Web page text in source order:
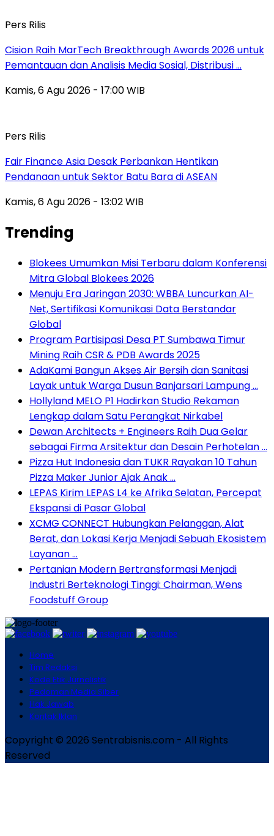
Pers Rilis
Cision Raih MarTech Breakthrough Awards 2026 untuk
Pemantauan dan Analisis Media Sosial, Distribusi …
Kamis, 6 Agu 2026 - 17:00 WIB
Pers Rilis
Fair Finance Asia Desak Perbankan Hentikan
Pendanaan untuk Sektor Batu Bara di ASEAN
Kamis, 6 Agu 2026 - 13:02 WIB
Trending
Blokees Umumkan Misi Terbaru dalam Konferensi
Mitra Global Blokees 2026
Menuju Era Jaringan 2030: WBBA Luncurkan AI-
Net, Sertifikasi Komunikasi Data Berstandar
Global
Program Partisipasi Desa PT Sumbawa Timur
Mining Raih CSR & PDB Awards 2025
AdaKami Bangun Akses Air Bersih dan Sanitasi
Layak untuk Warga Dusun Banjarsari Lampung …
Hollyland MELO P1 Hadirkan Studio Rekaman
Lengkap dalam Satu Perangkat Nirkabel
Dewan Architects + Engineers Raih Dua Gelar
sebagai Firma Arsitektur dan Desain Perhotelan …
Pizza Hut Indonesia dan TUKR Rayakan 10 Tahun
Pizza Maker Junior Ajak Anak …
LEPAS Kirim LEPAS L4 ke Afrika Selatan, Percepat
Ekspansi di Pasar Global
XCMG CONNECT Hubungkan Pelanggan, Alat
Berat, dan Lokasi Kerja Menjadi Sebuah Ekosistem
Layanan …
Pertanian Modern Bertransformasi Menjadi
Industri Berteknologi Tinggi: Chairman, Wens
Foodstuff Group
Home
Tim Redaksi
Kode Etik Jurnalistik
Pedoman Media Siber
Hak Jawab
Kontak Iklan
Copyright © 2026 Sentrabisnis.com - All Rights
Reserved